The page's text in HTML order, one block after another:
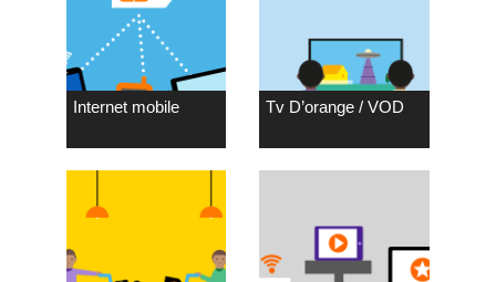
Internet mobile Tv D’orange / VOD